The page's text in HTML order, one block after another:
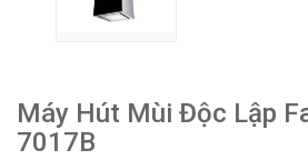
Máy Hút Mùi Độc Lập
7017B